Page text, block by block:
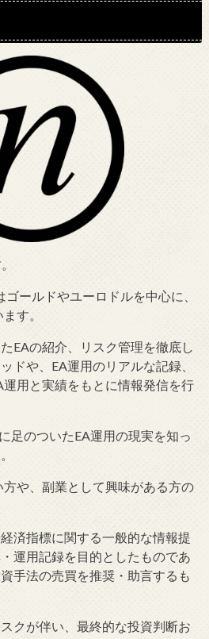
ールドやユーロドルを中心に、
す。
EAの紹介、リスク管理を徹底し
ドや、EA運用のリアルな記録、
用と実績をもとに情報発信を行
足のついたEA運用の現実を知っ
方や、副業として興味がある方の
済指標に関する一般的な情報提
運用記録を目的としたものであ
手法の売買を推奨・助言するも
クが伴い、最終的な投資判断お